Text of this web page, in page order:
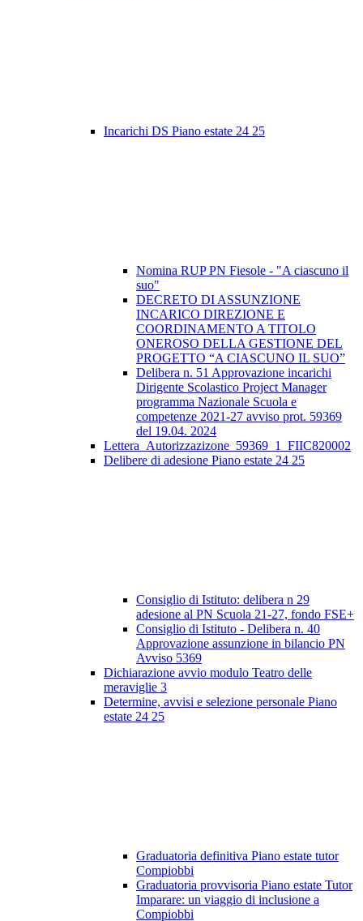
Incarichi DS Piano estate 24 25
Nomina RUP PN Fiesole - "A ciascuno il
suo"
DECRETO DI ASSUNZIONE
INCARICO DIREZIONE E
COORDINAMENTO A TITOLO
ONEROSO DELLA GESTIONE DEL
PROGETTO “A CIASCUNO IL SUO”
Delibera n. 51 Approvazione incarichi
Dirigente Scolastico Project Manager
programma Nazionale Scuola e
competenze 2021-27 avviso prot. 59369
del 19.04. 2024
Lettera_Autorizzazizone_59369_1_FIIC820002
Delibere di adesione Piano estate 24 25
Consiglio di Istituto: delibera n 29
adesione al PN Scuola 21-27, fondo FSE+
Consiglio di Istituto - Delibera n. 40
Approvazione assunzione in bilancio PN
Avviso 5369
Dichiarazione avvio modulo Teatro delle
meraviglie 3
Determine, avvisi e selezione personale Piano
estate 24 25
Graduatoria definitiva Piano estate tutor
Compiobbi
Graduatoria provvisoria Piano estate Tutor
Imparare: un viaggio di inclusione a
Compiobbi